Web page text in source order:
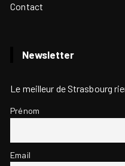
Contact
Newsletter
Le meilleur de Strasbourg
Prénom
Email